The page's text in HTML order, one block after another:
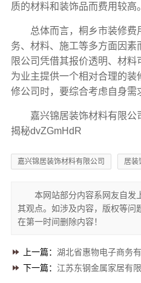
质的材料和装饰品而费用较高。
总体而言，桐乡市装修费
务、材料、施工等多方面因
限公司凭借其报价透明、材
为业主提供一个相对合理的
修公司时，要综合考虑自身需
嘉兴锦居装饰材料有限公
揭秘dvZGmHdR
嘉兴锦居装饰材料有限公司 居装
本网站部分内容系网友自发
其观点。如涉及内容，版权等问
在第一时间删除内容！
上一篇： 湖北省惠物电子商务有限
下一篇： 江苏东钢金属家居有限